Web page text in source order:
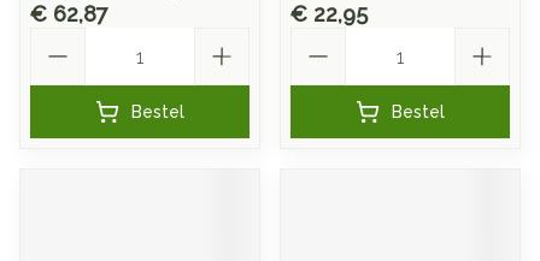
€ 62,87
Bestel
€ 22,95
Bestel